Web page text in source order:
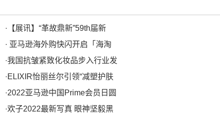
· 【展讯】“革故鼎新”59th届新
· 亚马逊海外购快闪开启「海淘
·我国抗皱紧致化妆品步入行业发
·ELIXIR怡丽丝尔引领“减塑护肤
·2022亚马逊中国Prime会员日圆
·欢子2022最新写真 眼神坚毅黑